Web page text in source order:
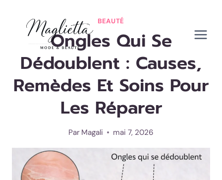
contenu
BEAUTÉ
Ongles Qui Se
Dédoublent : Causes,
Remèdes Et Soins Pour
Les Réparer
Par Magali mai 7, 2026